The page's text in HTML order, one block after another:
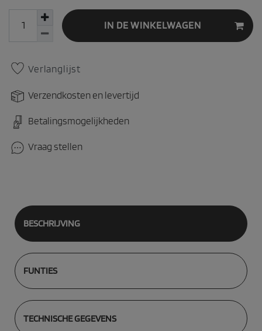
IN DE WINKELWAGEN
Verlanglijst
Verzendkosten en levertijd
Betalingsmogelijkheden
Vraag stellen
BESCHRIJVING
FUNTIES
TECHNISCHE GEGEVENS